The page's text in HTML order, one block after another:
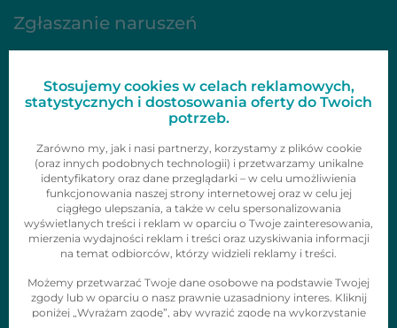
Stosujemy cookies w celach reklamowych,
statystycznych i dostosowania oferty do Twoich
potrzeb.
Zarówno my, jak i nasi partnerzy, korzystamy z plików cookie
(oraz innych podobnych technologii) i przetwarzamy unikalne
identyfikatory oraz dane przeglądarki – w celu umożliwienia
funkcjonowania naszej strony internetowej oraz w celu jej
ciągłego ulepszania, a także w celu spersonalizowania
wyświetlanych treści i reklam w oparciu o Twoje zainteresowania,
mierzenia wydajności reklam i treści oraz uzyskiwania informacji
na temat odbiorców, którzy widzieli reklamy i treści.
Możemy przetwarzać Twoje dane osobowe na podstawie Twojej
zgody lub w oparciu o nasz prawnie uzasadniony interes. Kliknij
poniżej „Wyrażam zgodę”, aby wyrazić zgodę na wykorzystanie
Zgłaszanie naruszeń
Oferta
Gazetki
Zainspiruj się
Skontaktuj się z nami
Obserwuj nas